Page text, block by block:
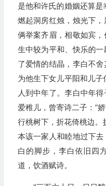
是他和许氏的婚姻还算
燃起洞房红烛，烛光下
俩举案齐眉，相敬如宾
生中较为平和、快乐的
了爱情的结晶，李白不
为他生下女儿平阳和儿
人到中年了。李白中年
爱稚儿，曾寄诗二子：“
行桃树下，折花倚桃边。
本该一家人和睦地过下
白的脚步，李白依旧四
道，饮酒赋诗。